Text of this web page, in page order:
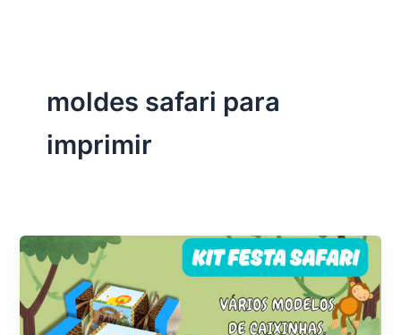
moldes safari para
imprimir